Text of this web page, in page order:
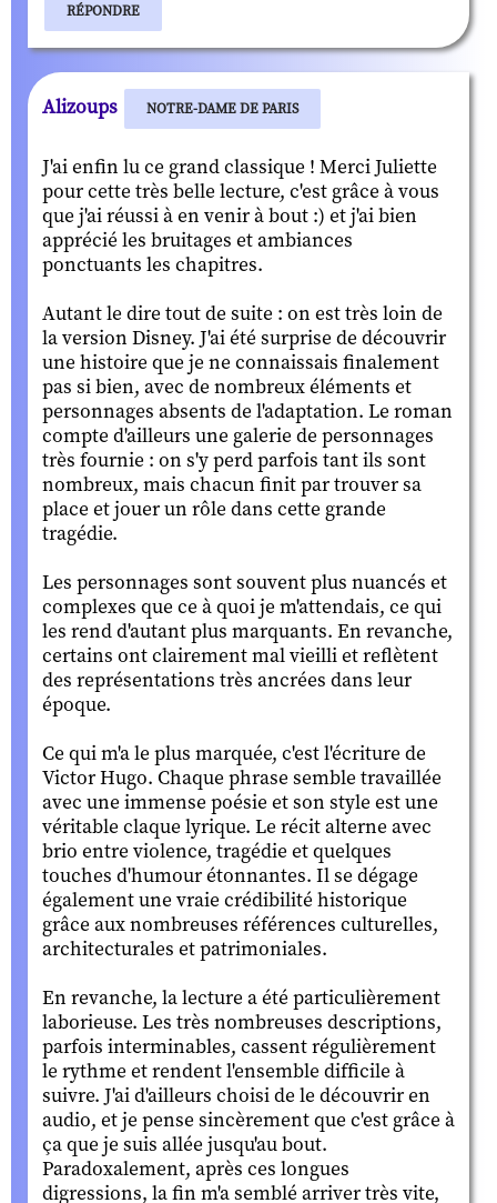
RÉPONDRE
Alizoups NOTRE-DAME DE PARIS
J'ai enfin lu ce grand classique ! Merci Juliette
pour cette très belle lecture, c'est grâce à vous
que j'ai réussi à en venir à bout :) et j'ai bien
apprécié les bruitages et ambiances
ponctuants les chapitres.
Autant le dire tout de suite : on est très loin de
la version Disney. J'ai été surprise de découvrir
une histoire que je ne connaissais finalement
pas si bien, avec de nombreux éléments et
personnages absents de l'adaptation. Le roman
compte d'ailleurs une galerie de personnages
très fournie : on s'y perd parfois tant ils sont
nombreux, mais chacun finit par trouver sa
place et jouer un rôle dans cette grande
tragédie.
Les personnages sont souvent plus nuancés et
complexes que ce à quoi je m'attendais, ce qui
les rend d'autant plus marquants. En revanche,
certains ont clairement mal vieilli et reflètent
des représentations très ancrées dans leur
époque.
Ce qui m'a le plus marquée, c'est l'écriture de
Victor Hugo. Chaque phrase semble travaillée
avec une immense poésie et son style est une
véritable claque lyrique. Le récit alterne avec
brio entre violence, tragédie et quelques
touches d'humour étonnantes. Il se dégage
également une vraie crédibilité historique
grâce aux nombreuses références culturelles,
architecturales et patrimoniales.
En revanche, la lecture a été particulièrement
laborieuse. Les très nombreuses descriptions,
parfois interminables, cassent régulièrement
le rythme et rendent l'ensemble difficile à
suivre. J'ai d'ailleurs choisi de le découvrir en
audio, et je pense sincèrement que c'est grâce à
ça que je suis allée jusqu'au bout.
Paradoxalement, après ces longues
digressions, la fin m'a semblé arriver très vite,